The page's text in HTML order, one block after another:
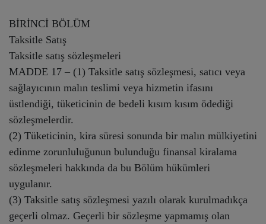
BİRİNCİ BÖLÜM
Taksitle Satış
Taksitle satış sözleşmeleri
MADDE 17 – (1) Taksitle satış sözleşmesi, satıcı veya
sağlayıcının malın teslimi veya hizmetin ifasını
üstlendiği, tüketicinin de bedeli kısım kısım ödediği
sözleşmelerdir.
(2) Tüketicinin, kira süresi sonunda bir malın mülkiyetini
edinme zorunluluğunun bulunduğu finansal kiralama
sözleşmeleri hakkında da bu Bölüm hükümleri
uygulanır.
(3) Taksitle satış sözleşmesi yazılı olarak kurulmadıkça
geçerli olmaz. Geçerli bir sözleşme yapmamış olan